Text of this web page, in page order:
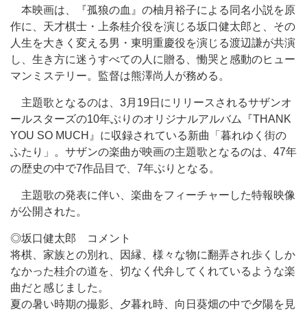
本映画は、『孤狼の血』の柚月裕子による同名小説を原
作に、天才棋士・上条桂介役を演じる坂口健太郎と、その
人生を大きく変える男・東明重慶役を演じる渡辺謙が共演
し、生き方に迷うすべての人に贈る、慟哭と感動のヒュー
マンミステリー。監督は熊澤尚人が務める。
主題歌となるのは、3月19日にリリースされるサザンオ
ールスターズの10年ぶりのオリジナルアルバム『THANK
YOU SO MUCH』に収録されている新曲「暮れゆく街の
ふたり」。サザンの楽曲が映画の主題歌となるのは、47年
の歴史の中で7作品目で、7年ぶりとなる。
主題歌の発表に伴い、楽曲をフィーチャーした特報映像
が公開された。
◎坂口健太郎 コメント
将棋、家族との別れ、因縁、様々な物に翻弄され歩くしか
なかった桂介の道を、切なく代弁してくれているような楽
曲だと感じました。
夏の暑い時期の撮影、夕暮れ時、向日葵畑の中で夕陽を見